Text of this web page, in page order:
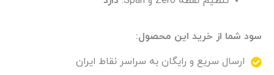
سود شما از خرید این محصول:
ارسال سریع و رایگان به سراسر نقاط ایران